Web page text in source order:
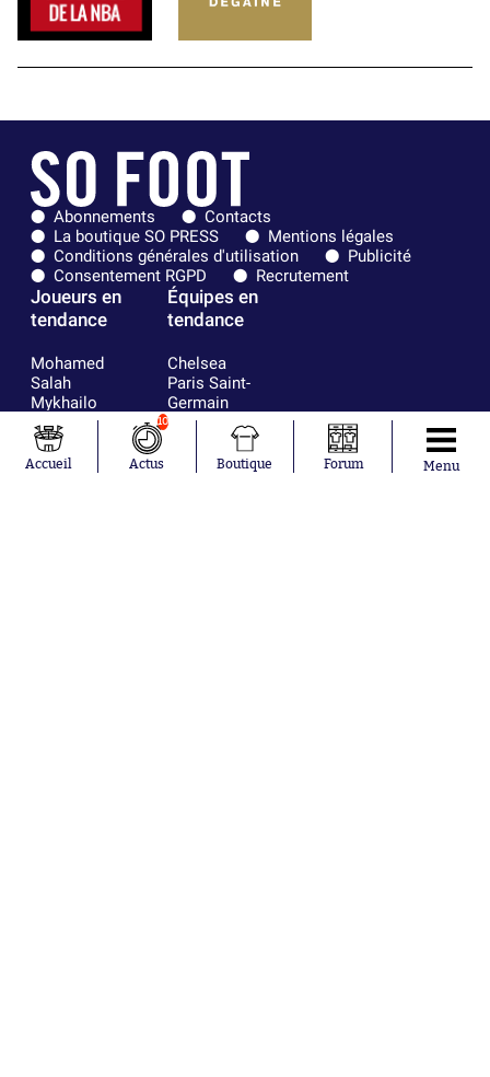
Abonnements
Contacts
La boutique SO PRESS
Mentions légales
Conditions générales d'utilisation
Publicité
Consentement RGPD
Recrutement
Joueurs en
tendance
Mohamed
Salah
Mykhailo
Mudryk
Neymar
Khalis Merah
Équipes en
tendance
Chelsea
Paris Saint-
Germain
Bordeaux
Olympique
lyonnais
Accueil
10
Actus Boutique Forum Menu